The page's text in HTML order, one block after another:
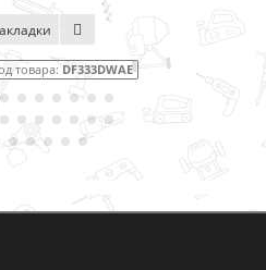
товара:DF333DWAE